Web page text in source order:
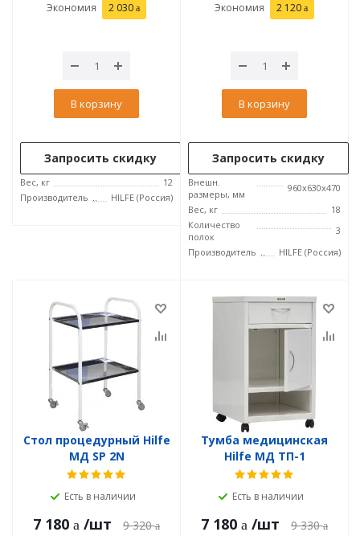
Экономия 2 030
В корзину
Запросить скидку
Вес, кг
12
Производитель
HILFE (Россия)
Экономия 2 120
В корзину
Запросить скидку
Внешн.
размеры, мм
960x630x470
Вес, кг
18
Количество
полок
3
Производитель
HILFE (Россия)
Стол процедурный Hilfe
МД SP 2N
Есть в наличии
7 180 /шт 9 320
Тумба медицинская
Hilfe МД ТП-1
Есть в наличии
7 180 /шт 9 330